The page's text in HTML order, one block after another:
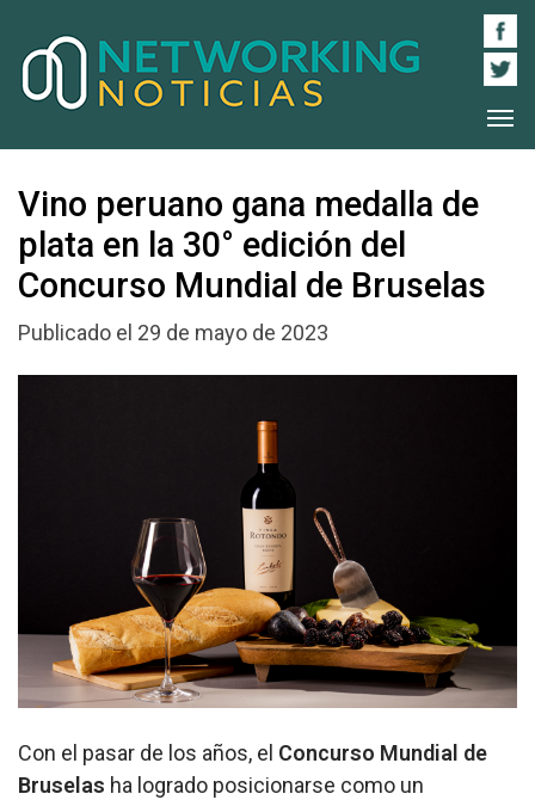
Vino peruano gana medalla de
plata en la 30° edición del
Concurso Mundial de Bruselas
Publicado el 29 de mayo de 2023
Con el pasar de los años, el Concurso Mundial de
Bruselas ha logrado posicionarse como un